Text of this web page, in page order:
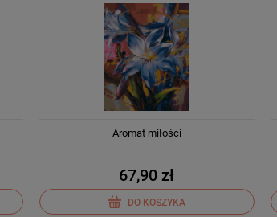
Aromat miłości
67,90 zł
DO KOSZYKA